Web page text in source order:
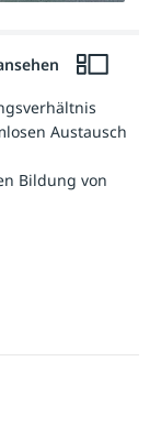
Austausch
Bildung von